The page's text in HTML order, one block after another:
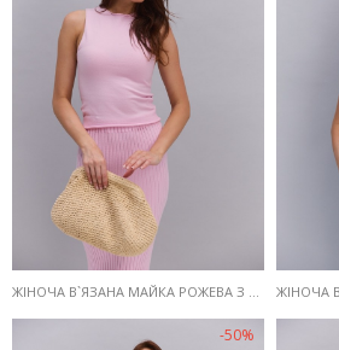
ЖІНОЧА В`ЯЗАНА МАЙКА РОЖЕВА З ЗАКРУЧЕНИМИ КРАЯМИ
-50%